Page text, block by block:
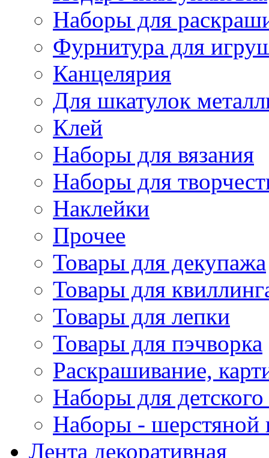
Наборы для
Фурнитура для
Канцелярия
Для шкатулок
Клей
Наборы для вязания
Наборы для
Наклейки
Прочее
Товары для декупажа
Товары для
Товары для лепки
Товары для пэчворка
Раскрашивание,
Наборы для
Наборы - шерстяной
Лента декоративная